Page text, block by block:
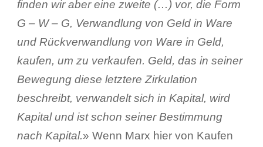
finden wir aber eine zweite (…) vor, die Form
G – W – G, Verwandlung von Geld in Ware
und Rückverwandlung von Ware in Geld,
kaufen, um zu verkaufen. Geld, das in seiner
Bewegung diese letztere Zirkulation
beschreibt, verwandelt sich in Kapital, wird
Kapital und ist schon seiner Bestimmung
nach Kapital.» Wenn Marx hier von Kaufen